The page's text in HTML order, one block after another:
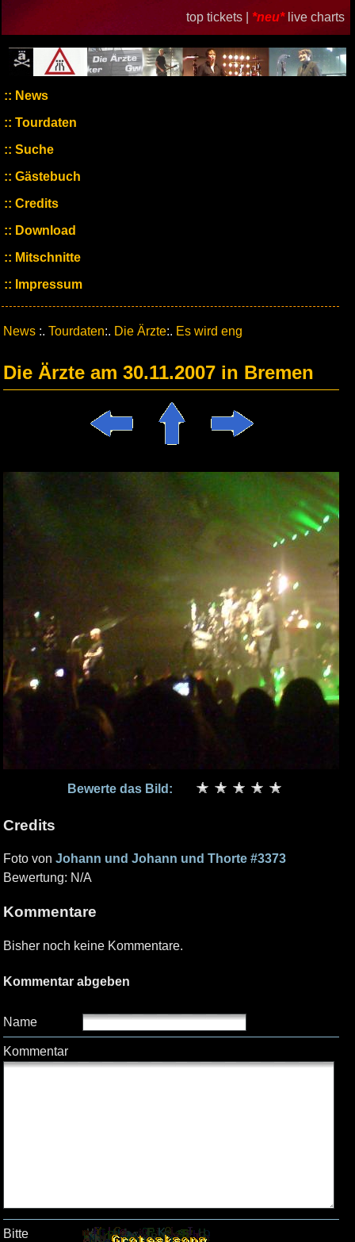
top tickets | *neu* live charts
News
Tourdaten
Suche
Gästebuch
Credits
Download
Mitschnitte
Impressum
News :. Tourdaten:. Die Ärzte:. Es wird eng
Die Ärzte am 30.11.2007 in Bremen
Bewerte das Bild:
Credits
Foto von Johann und Johann und Thorte #3373
Bewertung: N/A
Kommentare
Bisher noch keine Kommentare.
Kommentar abgeben
Name
Kommentar
Bitte